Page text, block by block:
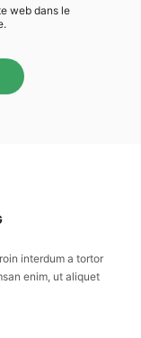
web dans le
interdum a tortor
enim, ut aliquet